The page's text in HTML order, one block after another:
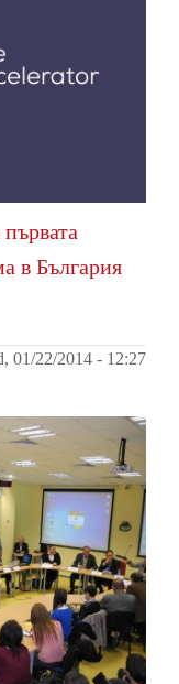
в България
01/22/2014 - 12:27